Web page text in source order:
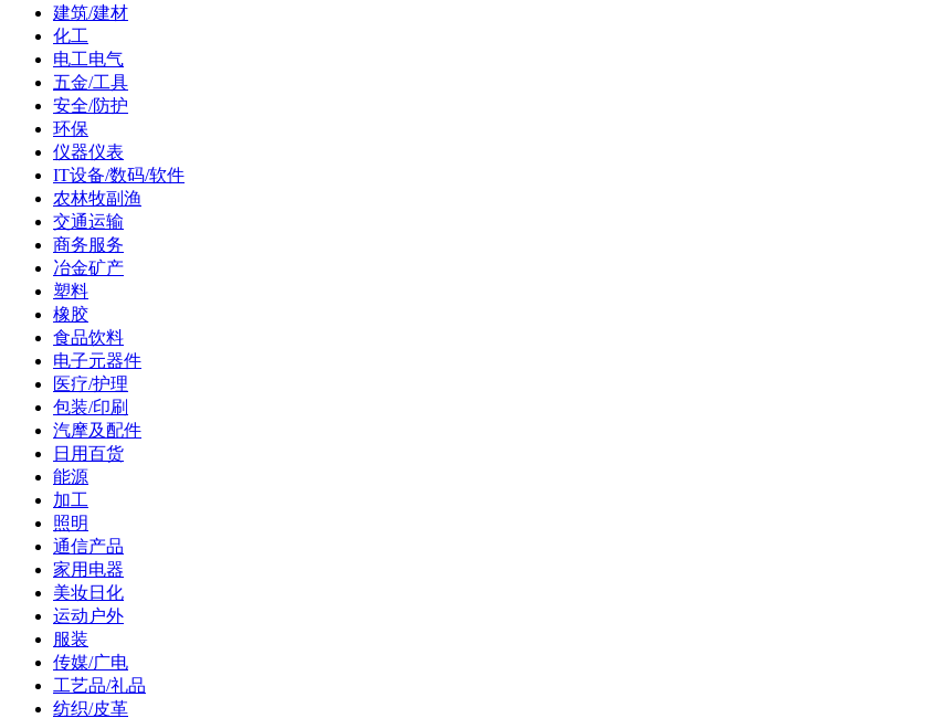
建筑/建材
化工
电工电气
五金/工具
安全/防护
环保
仪器仪表
IT设备/数码/软件
农林牧副渔
交通运输
商务服务
冶金矿产
塑料
橡胶
食品饮料
电子元器件
医疗/护理
包装/印刷
汽摩及配件
日用百货
能源
加工
照明
通信产品
家用电器
美妆日化
运动户外
服装
传媒/广电
工艺品/礼品
纺织/皮革